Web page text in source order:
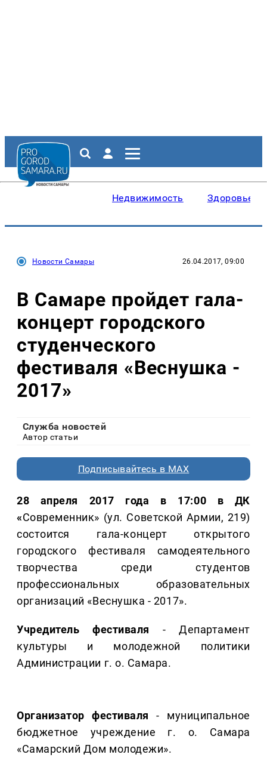
Недвижимость Здоровье
Новости Самары 26.04.2017, 09:00
В Самаре пройдет гала-
концерт городского
студенческого
фестиваля «Веснушка -
2017»
Служба новостей
Автор статьи
Подписывайтесь в MAX
28 апреля 2017 года в 17:00 в ДК
«Современник» (ул. Советской Армии, 219)
состоится гала-концерт открытого
городского фестиваля самодеятельного
творчества среди студентов
профессиональных образовательных
организаций «Веснушка - 2017».
Учредитель фестиваля - Департамент
культуры и молодежной политики
Администрации г. о. Самара.
Организатор фестиваля- муниципальное
бюджетное учреждение г. о. Самара
«Самарский Дом молодежи».